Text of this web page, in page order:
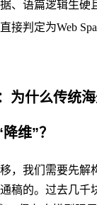
、语篇逻辑生硬
接判定为Web
为什么传统
维”？
，我们需要先解
稿的。过去几千